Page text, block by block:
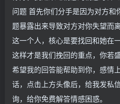
问题 首先你们分手是因为对方和
题暴露出来导致对方对你失望而
这一个人，核心是要找回和她在
这样才是我们挽回的重点，你若
希望我的回答能帮助到你，感情
话，点击上方头像后，给我发私
询，给你免费解答情感困惑。